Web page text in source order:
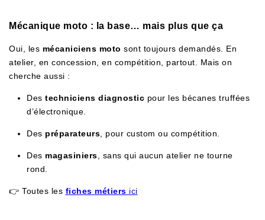
Mécanique moto : la base… mais plus que ça
Oui, les mécaniciens moto sont toujours demandés. En
atelier, en concession, en compétition, partout. Mais on
cherche aussi :
Des techniciens diagnostic pour les bécanes truffées
d’électronique.
Des préparateurs , pour custom ou compétition.
Des magasiniers , sans qui aucun atelier ne tourne
rond.
👉 Toutes les fiches métiers ici